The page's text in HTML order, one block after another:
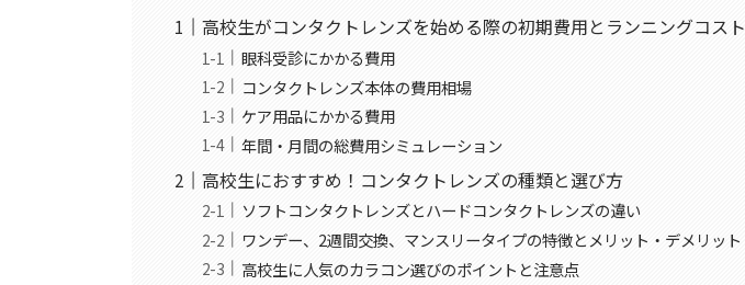
高校生がコンタクトレンズを始める際の初期費用とランニングコスト
眼科受診にかかる費用
コンタクトレンズ本体の費用相場
ケア用品にかかる費用
年間・月間の総費用シミュレーション
高校生におすすめ！コンタクトレンズの種類と選び方
ソフトコンタクトレンズとハードコンタクトレンズの違い
ワンデー、2週間交換、マンスリータイプの特徴とメリット・デメリット
高校生に人気のカラコン選びのポイントと注意点